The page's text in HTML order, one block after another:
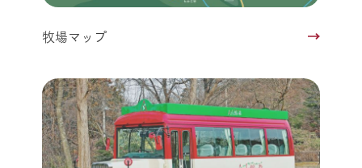
牧場マップ